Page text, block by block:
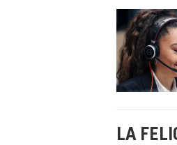
LA